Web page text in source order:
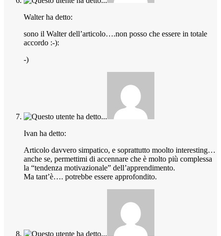
Walter ha detto:
sono il Walter dell’articolo….non posso che essere in totale
accordo :-):
-)
Ivan ha detto:
Articolo davvero simpatico, e soprattutto moolto interesting…
anche se, permettimi di accennare che è molto più complessa
la “tendenza motivazionale” dell’apprendimento.
Ma tant’è…. potrebbe essere approfondito.